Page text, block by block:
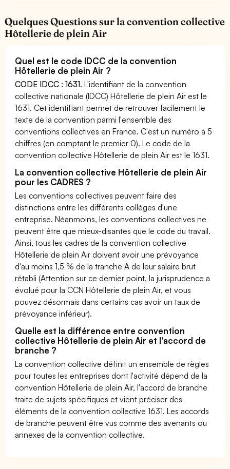
Quelques Questions sur la convention collective
Hôtellerie de plein Air
Quel est le code IDCC de la convention
Hôtellerie de plein Air ?
CODE IDCC : 1631. L'identifiant de la convention
collective nationale (IDCC) Hôtellerie de plein Air est le
1631. Cet identifiant permet de retrouver facilement le
texte de la convention parmi l'ensemble des
conventions collectives en France. C'est un numéro à 5
chiffres (en comptant le premier 0). Le code de la
convention collective Hôtellerie de plein Air est le 1631.
La convention collective Hôtellerie de plein Air
pour les CADRES ?
Les conventions collectives peuvent faire des
distinctions entre les différents collèges d'une
entreprise. Néanmoins, les conventions collectives ne
peuvent être que mieux-disantes que le code du travail.
Ainsi, tous les cadres de la convention collective
Hôtellerie de plein Air doivent avoir une prévoyance
d'au moins 1,5 % de la tranche A de leur salaire brut
rétabli (Attention sur ce dernier point, la jurisprudence a
évolué pour la CCN Hôtellerie de plein Air, et vous
pouvez désormais dans certains cas avoir un taux de
prévoyance inférieur).
Quelle est la différence entre convention
collective Hôtellerie de plein Air et l'accord de
branche ?
La convention collective définit un ensemble de règles
pour toutes les entreprises dont l'activité dépend de la
convention Hôtellerie de plein Air, l'accord de branche
traite de sujets spécifiques et vient préciser des
éléments de la convention collective 1631. Les accords
de branche peuvent être vus comme des avenants ou
annexes de la convention collective.